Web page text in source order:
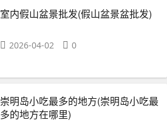
室内假山盆景批发(假山盆景盆批发)
2026-04-02 0
崇明岛小吃最多的地方(崇明岛小吃最
多的地方在哪里)